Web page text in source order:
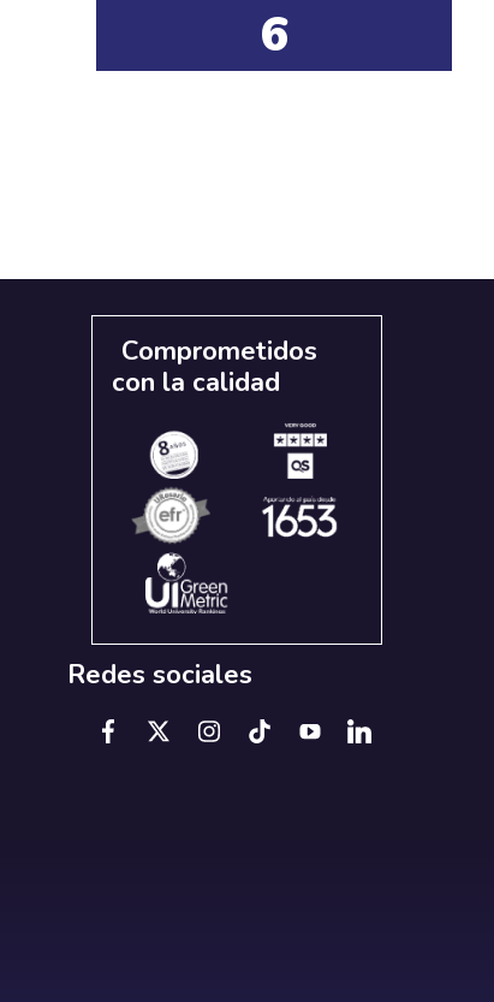
6
Comprometidos
con la calidad
Redes sociales